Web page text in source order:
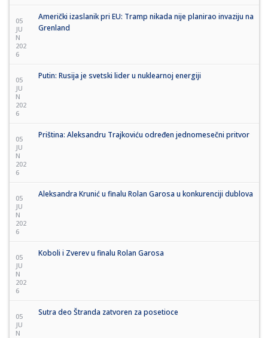
05
JU
N
202
6
Američki izaslanik pri EU: Tramp nikada nije planirao invaziju na
Grenland
05
JU
N
202
6
Putin: Rusija je svetski lider u nuklearnoj energiji
05
JU
N
202
6
Priština: Aleksandru Trajkoviću određen jednomesečni pritvor
05
JU
N
202
6
Aleksandra Krunić u finalu Rolan Garosa u konkurenciji dublova
05
JU
N
202
6
Koboli i Zverev u finalu Rolan Garosa
05
JU
N
Sutra deo Štranda zatvoren za posetioce